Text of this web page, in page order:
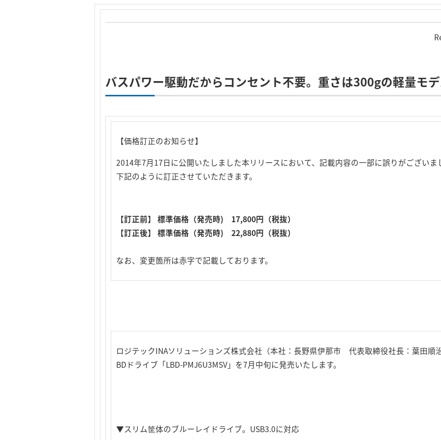
バスパワー駆動だからコンセント不要。重さは300gの軽量モ
【価格訂正のお知らせ】
2014年7月17日に公開いたしました本リリースにおいて、記載内容の一部に誤りがございま
下記のように訂正させていただきます。
【訂正前】 標準価格（発売時) 17,800円（税抜）
【訂正後】 標準価格（発売時) 22,880円（税抜）
なお、変更箇所は赤字で記載しております。
ロジテックINAソリューションズ株式会社（本社：長野県伊那市 代表取締役社長：葉田順
BDドライブ「LBD-PMJ6U3MSV」を7月中旬に発売いたします。
▼スリム筐体のブルーレイドライブ。USB3.0に対応